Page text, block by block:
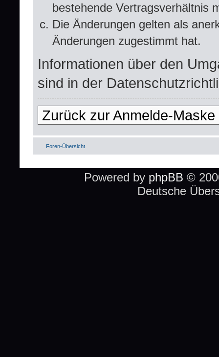
bestehende Vertragsverhältnis
Die Änderungen gelten als
Änderungen zugestimmt hat.
Informationen über den
sind in der
Zurück zur Anmelde-Maske
Foren-Übersicht
Powered by phpBB ©
Deutsche